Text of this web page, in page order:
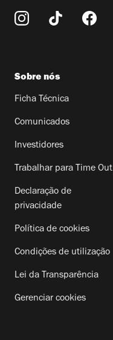
Sobre nós
Ficha Técnica
Comunicados
Investidores
Trabalhar para Time Out
Declaração de
privacidade
Política de cookies
Condições de utilização
Lei da Transparência
Gerenciar cookies